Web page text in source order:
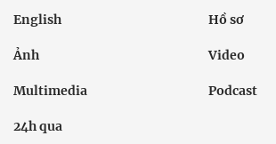
English Hồ sơ
Ảnh Video
Multimedia Podcast
24h qua